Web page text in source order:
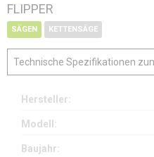
FLIPPER
SÄGEN KETTENSÄGE
Technische Spezifikationen
Hersteller:
Modell:
Baujahr: